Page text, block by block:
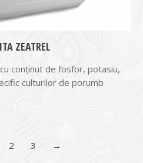
ZEATREL
conţinut de fosfor, potasiu,
culturilor de porumb
2 3 →